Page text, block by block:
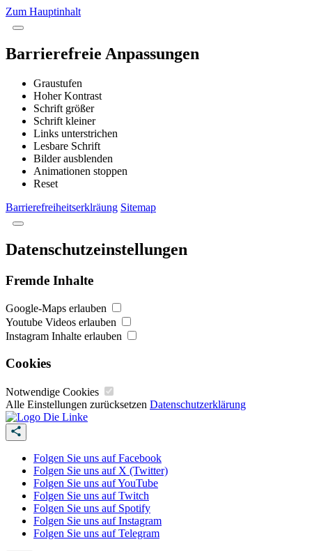
Zum Hauptinhalt
Barrierefreie Anpassungen
Graustufen
Hoher Kontrast
Schrift größer
Schrift kleiner
Links unterstrichen
Lesbare Schrift
Bilder ausblenden
Animationen stoppen
Reset
Barrierefreiheitserklräung Sitemap
Datenschutzeinstellungen
Fremde Inhalte
Google-Maps erlauben
Youtube Videos erlauben
Instagram Inhalte erlauben
Cookies
Notwendige Cookies
Alle Einstellungen zurücksetzen Datenschutzerklärung
Folgen Sie uns auf Facebook
Folgen Sie uns auf X (Twitter)
Folgen Sie uns auf YouTube
Folgen Sie uns auf Twitch
Folgen Sie uns auf Spotify
Folgen Sie uns auf Instagram
Folgen Sie uns auf Telegram